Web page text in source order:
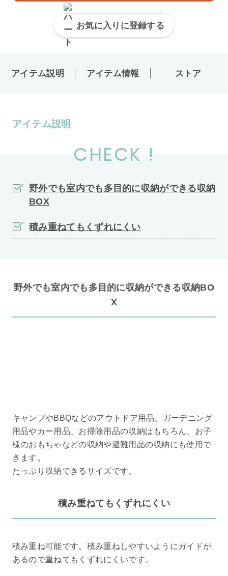
お気に入りに登録する
アイテム説明 アイテム情報 ストア
アイテム説明
CHECK !
野外でも室内でも多目的に収納ができる収納
BOX
積み重ねてもくずれにくい
野外でも室内でも多目的に収納ができる収納BO
X
キャンプやBBQなどのアウトドア用品、ガーデニング
用品やカー用品、お掃除用品の収納はもちろん、お子
様のおもちゃなどの収納や避難用品の収納にも使用で
きます。
たっぷり収納できるサイズです。
積み重ねてもくずれにくい
積み重ね可能です。積み重ねしやすいようにガイドが
あるので重ねてもくずれにくいです。